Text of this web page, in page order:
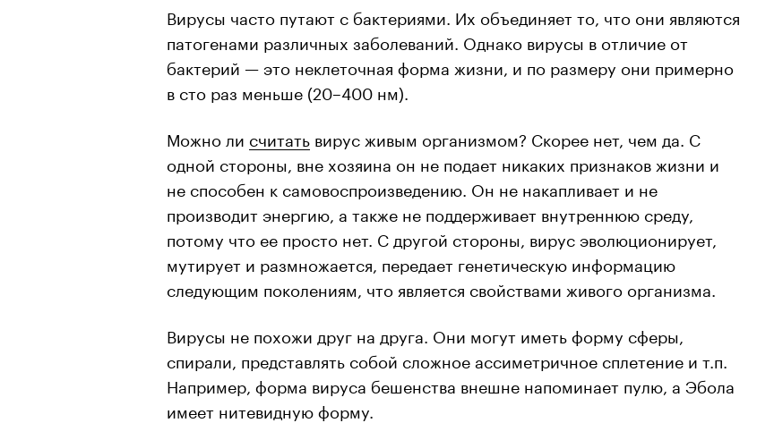
Вирусы часто путают с бактериями. Их объединяет то, что они являются
патогенами различных заболеваний. Однако вирусы в отличие от
бактерий — это неклеточная форма жизни, и по размеру они примерно
в сто раз меньше (20–400 нм).
Можно ли считать вирус живым организмом? Скорее нет, чем да. С
одной стороны, вне хозяина он не подает никаких признаков жизни и
не способен к самовоспроизведению. Он не накапливает и не
производит энергию, а также не поддерживает внутреннюю среду,
потому что ее просто нет. С другой стороны, вирус эволюционирует,
мутирует и размножается, передает генетическую информацию
следующим поколениям, что является свойствами живого организма.
Вирусы не похожи друг на друга. Они могут иметь форму сферы,
спирали, представлять собой сложное ассиметричное сплетение и т.п.
Например, форма вируса бешенства внешне напоминает пулю, а Эбола
имеет нитевидную форму.